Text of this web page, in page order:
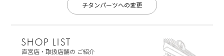
チタンパーツへの変更
直営店・取扱店舗の ご紹介